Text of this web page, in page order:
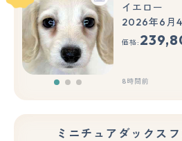
イエロー
2026年6月
価格:
8時間前
ミニチュアダックス